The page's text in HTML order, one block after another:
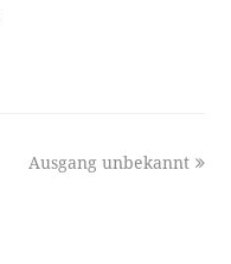
next
Ausgang unbekannt